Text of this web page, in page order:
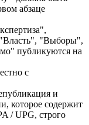
абзаце
"Выборы",
публикуются на
с
и
которое содержит
/ UPG, строго